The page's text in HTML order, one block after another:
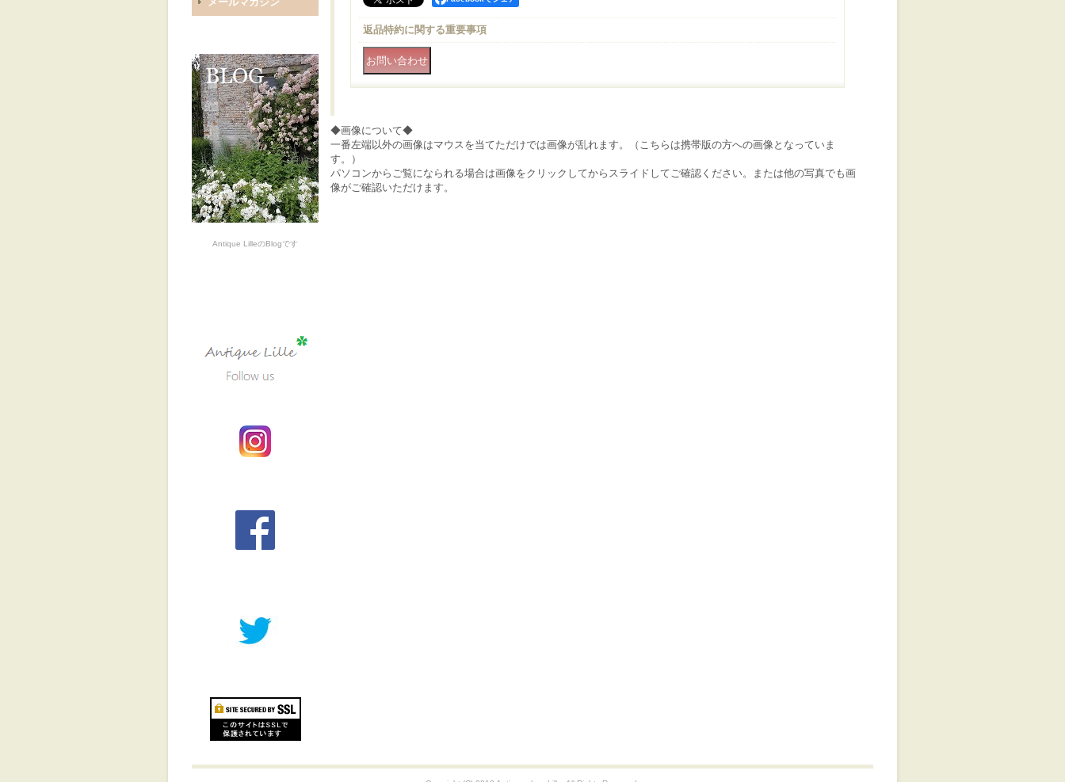
Antique LilleのBlogです
返品特約に関する重要事項
◆画像について◆
一番左端以外の画像はマウスを当てただけでは画像が乱れます。（こちらは携帯版の方への画像となっていま
す。）
パソコンからご覧になられる場合は画像をクリックしてからスライドしてご確認ください。または他の写真でも画
像がご確認いただけます。